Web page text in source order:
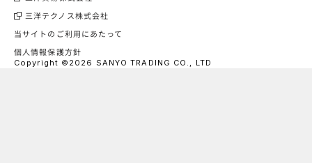
三洋テクノス株式会社
当サイトのご利用にあたって
個人情報保護方針
Copyright ©2026 SANYO TRADING CO., LTD